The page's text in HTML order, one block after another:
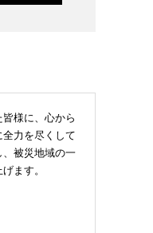
様に、心から
力を尽くして
、被災地域の一
ます。